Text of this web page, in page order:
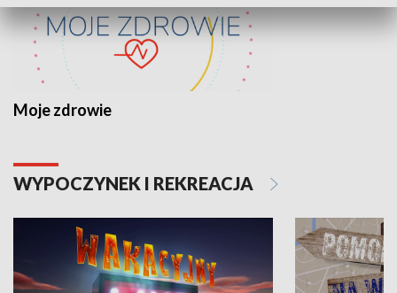
Moje zdrowie
WYPOCZYNEK I REKREACJA